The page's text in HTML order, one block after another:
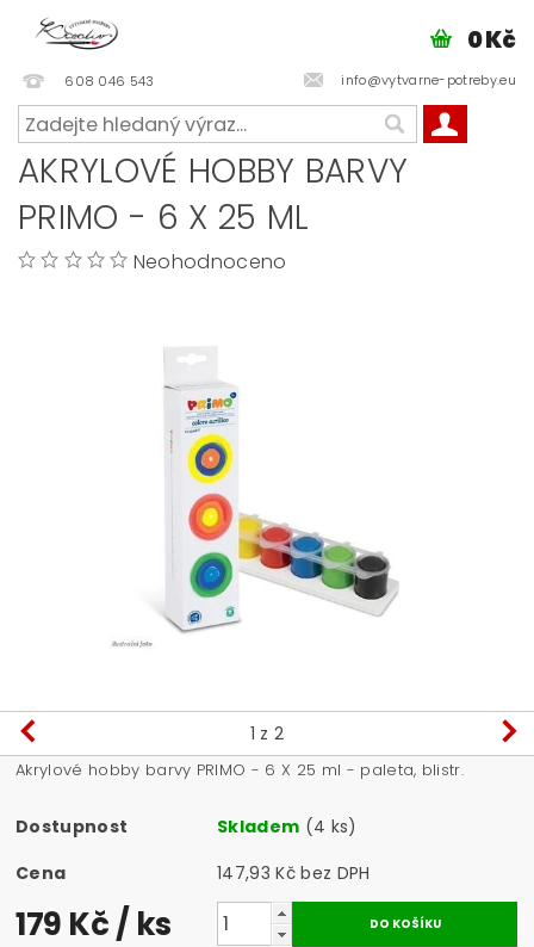
608 046 543 info@vytvarne-potreby.eu
0 Kč
AKRYLOVÉ HOBBY BARVY
PRIMO - 6 X 25 ML
Neohodnoceno
1 z 2
Akrylové hobby barvy PRIMO - 6 X 25 ml - paleta, blistr.
Dostupnost Skladem (4 ks)
Cena
147,93 Kč bez DPH
179 Kč/ ks